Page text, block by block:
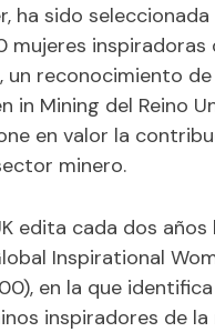
ha sido
mujeres inspiradoras
un reconocimiento
in Mining del Reino
en valor la
minero.
edita cada dos
Inspirational
en la que
inspiradores de la